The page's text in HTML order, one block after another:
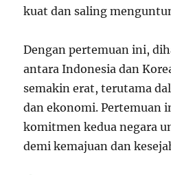
kuat dan saling
Dengan pertemuan ini,
antara Indonesia dan
semakin erat, terutama
dan ekonomi. Pertemuan
komitmen kedua negara
demi kemajuan dan